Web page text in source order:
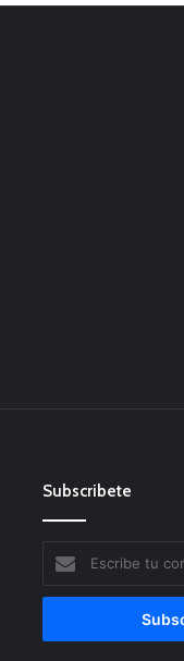
Subscribete
tu
correo